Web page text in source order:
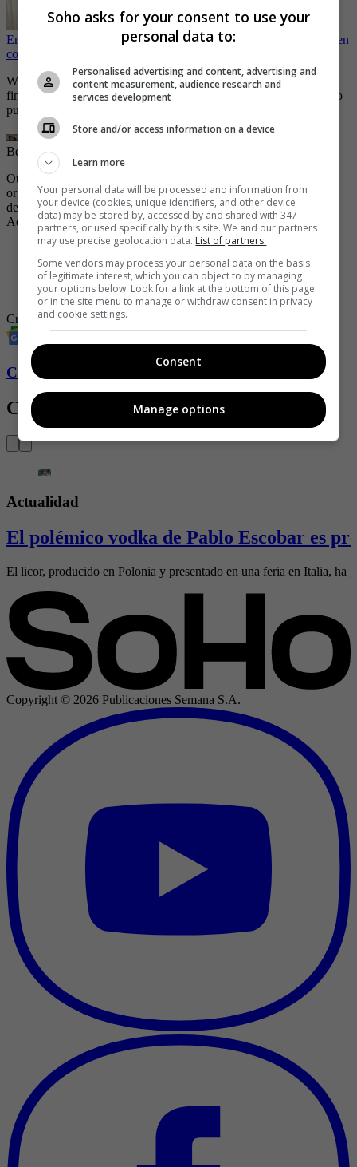
Envían a la cárcel a exmilitar que tenía amenazados a sus vecinos en
conjunto de Facatativá
Wanda se habría decidido a realizar algunos cambios físicos con el
fin de evitar que fuera identificada pero todo al parecer fue en vano
pues fue capturada por la Policía Colombiana hace pocas horas.
Bebecita del Crimen
Otra de las tantas funciones que Wanda tenía dentro de la
organización era la distribuir armas así como de facilitar el
desplazamiento de miembros de la banda en carros y motos.
Además, de ofrece los servicios de sicariato.
-Conducta Delictiva lleva el periodismo de crimen a una
experiencia teatral
-Cae en Bogotá la “Bebecita del crimen”, peligrosa criminal
buscada en Suramérica
CrimenmujerNoticiasNoticias Bogotá Hoy
Conozca más de Soho aquí
Contenido Relacionado
Actualidad
El polémico vodka de Pablo Escobar es
El licor, producido en Polonia y presentado en una feria en Italia, ha
Copyright © 2026 Publicaciones Semana S.A.
Soho asks for your consent to use your
personal data to:
Personalised advertising and content, advertising and
content measurement, audience research and
services development
Store and/or access information on a device
Learn more
Your personal data will be processed and information from
your device (cookies, unique identifiers, and other device
data) may be stored by, accessed by and shared with 347
partners, or used specifically by this site. We and our partners
may use precise geolocation data. List of partners.
Some vendors may process your personal data on the basis
of legitimate interest, which you can object to by managing
your options below. Look for a link at the bottom of this page
or in the site menu to manage or withdraw consent in privacy
and cookie settings.
Consent
Manage options